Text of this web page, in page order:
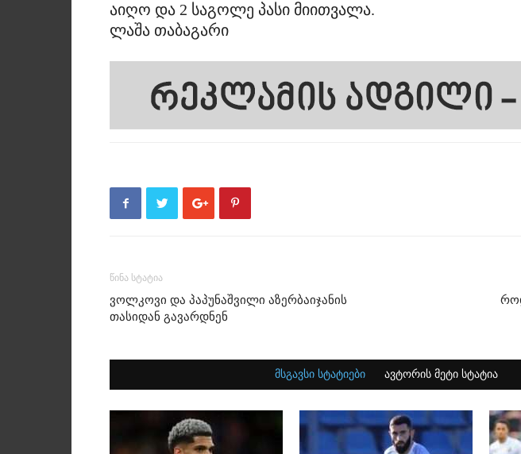
აიღო და 2 საგოლე პასი მიითვალა.
ლაშა თაბაგარი
წინა სტატია
ვოლკოვი და პაპუნაშვილი აზერბაიჯანის
თასიდან გავარდნენ
მსგავსი სტატიები ავტორის მეტი სტატია